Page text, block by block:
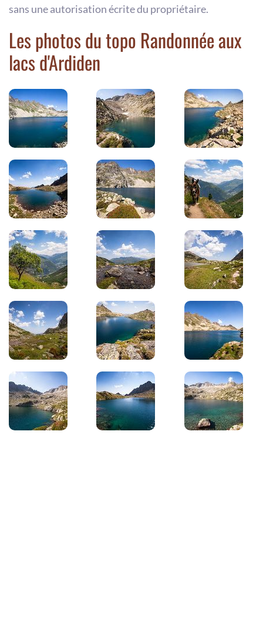
sans une autorisation écrite du propriétaire.
Les photos du topo Randonnée aux
lacs d'Ardiden